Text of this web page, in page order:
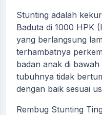
Stunting adalah
Baduta di 1000 HPK
yang berlangsung
terhambatnya
badan anak di
tubuhnya tidak
dengan baik sesuai
Rembug Stunting